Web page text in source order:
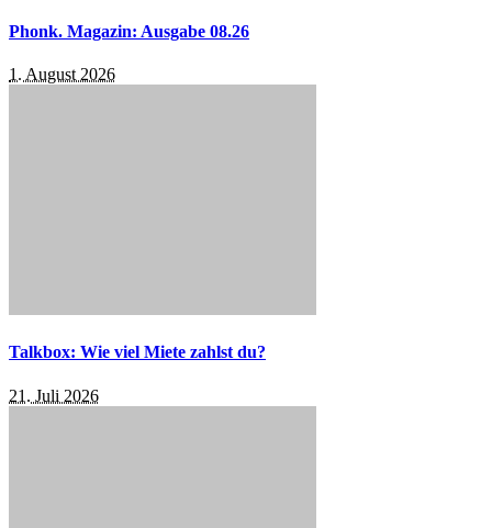
Phonk. Magazin: Ausgabe 08.26
1. August 2026
Talkbox: Wie viel Miete zahlst du?
21. Juli 2026